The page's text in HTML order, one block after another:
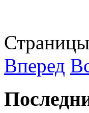
Вперед